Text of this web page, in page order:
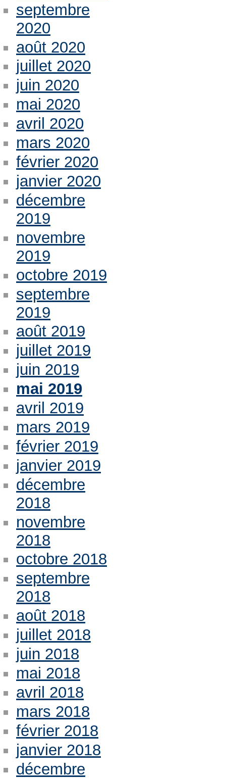
septembre
2020
août 2020
juillet 2020
juin 2020
mai 2020
avril 2020
mars 2020
février 2020
janvier 2020
décembre
2019
novembre
2019
octobre 2019
septembre
2019
août 2019
juillet 2019
juin 2019
mai 2019
avril 2019
mars 2019
février 2019
janvier 2019
décembre
2018
novembre
2018
octobre 2018
septembre
2018
août 2018
juillet 2018
juin 2018
mai 2018
avril 2018
mars 2018
février 2018
janvier 2018
décembre